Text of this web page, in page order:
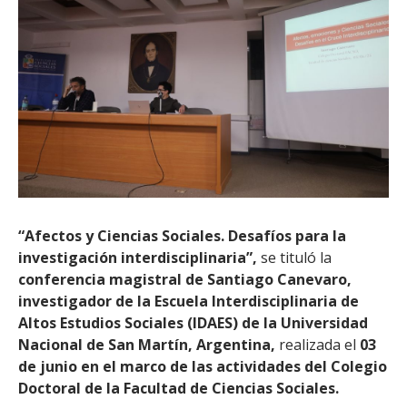
“Afectos y Ciencias Sociales. Desafíos para la
investigación interdisciplinaria”, se tituló la
conferencia magistral de Santiago Canevaro,
investigador de la Escuela Interdisciplinaria de
Altos Estudios Sociales (IDAES) de la Universidad
Nacional de San Martín, Argentina, realizada el 03
de junio en el marco de las actividades del Colegio
Doctoral de la Facultad de Ciencias Sociales.